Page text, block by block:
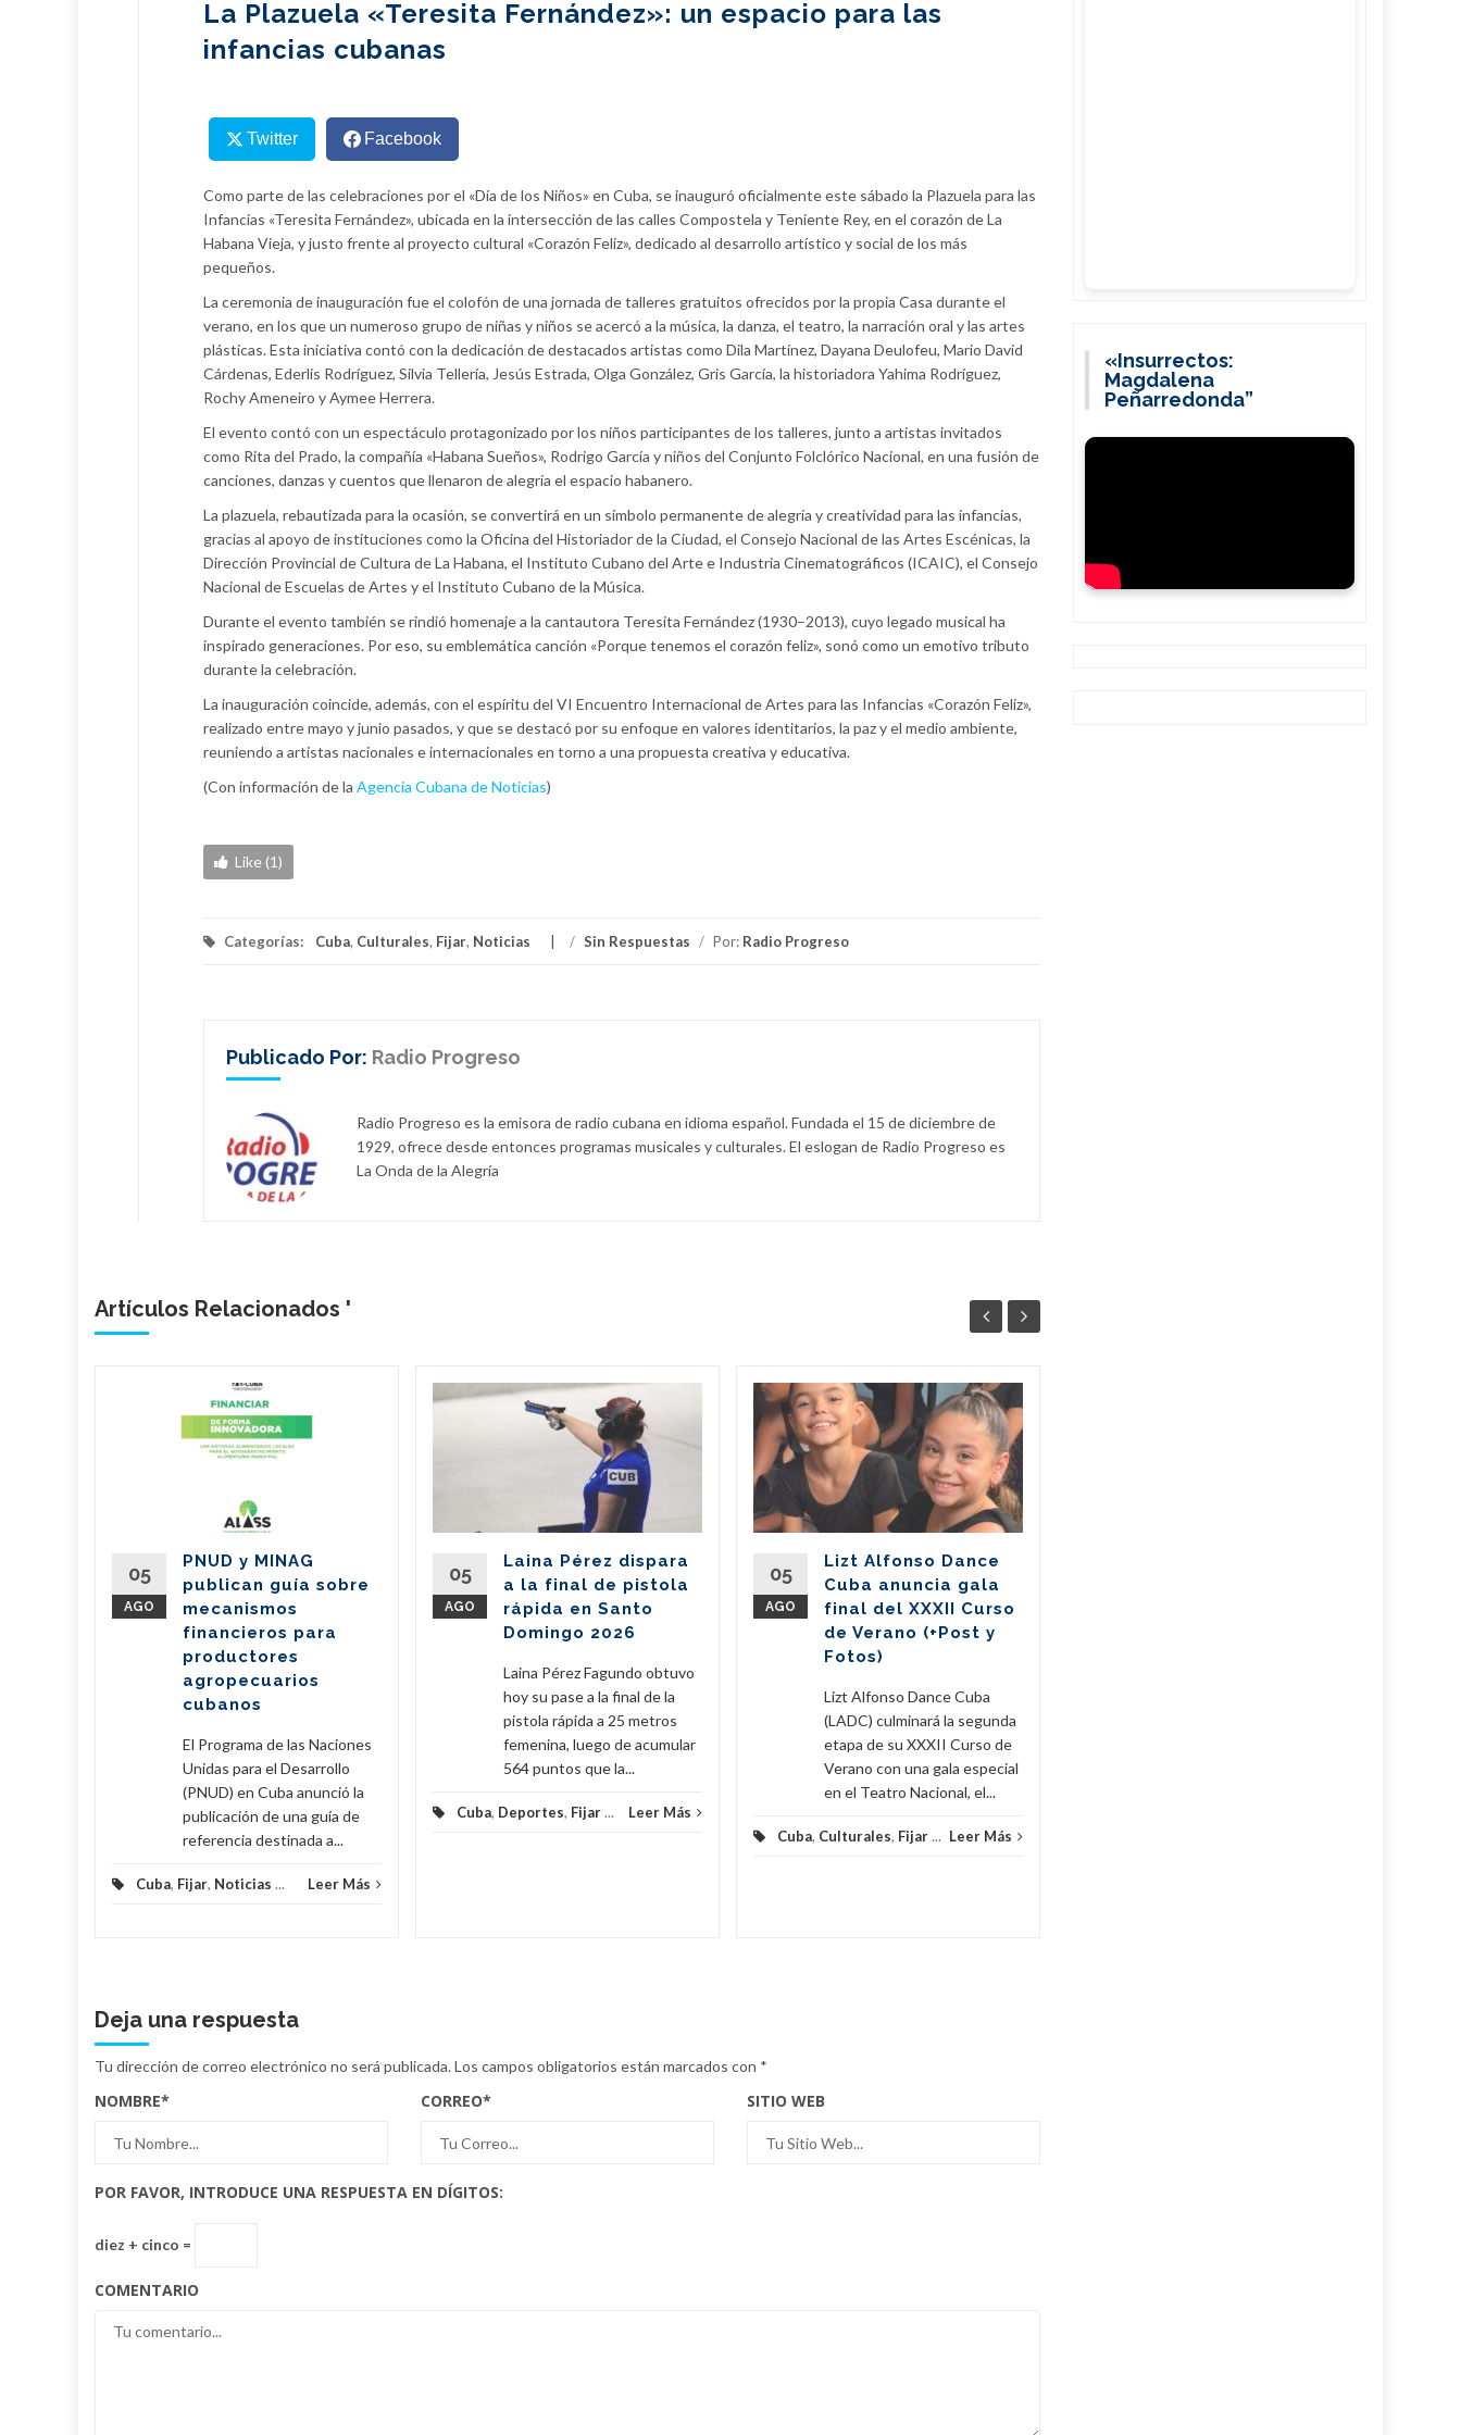
La Plazuela «Teresita Fernández»: un espacio para las
infancias cubanas
Twitter Facebook
Como parte de las celebraciones por el «Día de los Niños» en Cuba, se inauguró oficialmente este sábado la Plazuela para las
Infancias «Teresita Fernández», ubicada en la intersección de las calles Compostela y Teniente Rey, en el corazón de La
Habana Vieja, y justo frente al proyecto cultural «Corazón Feliz», dedicado al desarrollo artístico y social de los más
pequeños.
La ceremonia de inauguración fue el colofón de una jornada de talleres gratuitos ofrecidos por la propia Casa durante el
verano, en los que un numeroso grupo de niñas y niños se acercó a la música, la danza, el teatro, la narración oral y las artes
plásticas. Esta iniciativa contó con la dedicación de destacados artistas como Dila Martínez, Dayana Deulofeu, Mario David
Cárdenas, Ederlis Rodríguez, Silvia Tellería, Jesús Estrada, Olga González, Gris García, la historiadora Yahima Rodríguez,
Rochy Ameneiro y Aymee Herrera.
El evento contó con un espectáculo protagonizado por los niños participantes de los talleres, junto a artistas invitados
como Rita del Prado, la compañía «Habana Sueños», Rodrigo García y niños del Conjunto Folclórico Nacional, en una fusión de
canciones, danzas y cuentos que llenaron de alegría el espacio habanero.
La plazuela, rebautizada para la ocasión, se convertirá en un símbolo permanente de alegría y creatividad para las infancias,
gracias al apoyo de instituciones como la Oficina del Historiador de la Ciudad, el Consejo Nacional de las Artes Escénicas, la
Dirección Provincial de Cultura de La Habana, el Instituto Cubano del Arte e Industria Cinematográficos (ICAIC), el Consejo
Nacional de Escuelas de Artes y el Instituto Cubano de la Música.
Durante el evento también se rindió homenaje a la cantautora Teresita Fernández (1930–2013), cuyo legado musical ha
inspirado generaciones. Por eso, su emblemática canción «Porque tenemos el corazón feliz», sonó como un emotivo tributo
durante la celebración.
La inauguración coincide, además, con el espíritu del VI Encuentro Internacional de Artes para las Infancias «Corazón Feliz»,
realizado entre mayo y junio pasados, y que se destacó por su enfoque en valores identitarios, la paz y el medio ambiente,
reuniendo a artistas nacionales e internacionales en torno a una propuesta creativa y educativa.
(Con información de la Agencia Cubana de Noticias)
Like (1)
Categorías: Cuba, Culturales, Fijar, Noticias / Sin Respuestas / Por: Radio Progreso
Publicado Por: Radio Progreso
Radio Progreso es la emisora de radio cubana en idioma español. Fundada el 15 de diciembre de
1929, ofrece desde entonces programas musicales y culturales. El eslogan de Radio Progreso es
La Onda de la Alegría
Artículos Relacionados '
05
AGO
PNUD y MINAG
publican guía sobre
mecanismos
financieros para
productores
agropecuarios
cubanos
El Programa de las Naciones
Unidas para el Desarrollo
(PNUD) en Cuba anunció la
publicación de una guía de
referencia destinada a...
Cuba, Fijar, Noticias ... Leer Más
05
AGO
Laina Pérez dispara
a la final de pistola
rápida en Santo
Domingo 2026
Laina Pérez Fagundo obtuvo
hoy su pase a la final de la
pistola rápida a 25 metros
femenina, luego de acumular
564 puntos que la...
Cuba, Deportes, Fijar... Leer Más
05
AGO
Lizt Alfonso Dance
Cuba anuncia gala
final del XXXII Curso
de Verano (+Post y
Fotos)
Lizt Alfonso Dance Cuba
(LADC) culminará la segunda
etapa de su XXXII Curso de
Verano con una gala especial
en el Teatro Nacional, el...
Cuba, Culturales, Fijar... Leer Más
Deja una respuesta
Tu dirección de correo electrónico no será publicada.Los campos obligatorios están marcados con *
NOMBRE* CORREO* SITIO WEB
POR FAVOR, INTRODUCE UNA RESPUESTA EN DÍGITOS:
diez + cinco =
COMENTARIO
«Insurrectos:
Magdalena
Peñarredonda”